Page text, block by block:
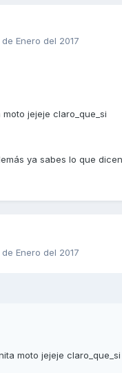
de Enero del 2017
moto jejeje claro_que_si
ya sabes lo que
de Enero del 2017
moto jejeje claro_que_si